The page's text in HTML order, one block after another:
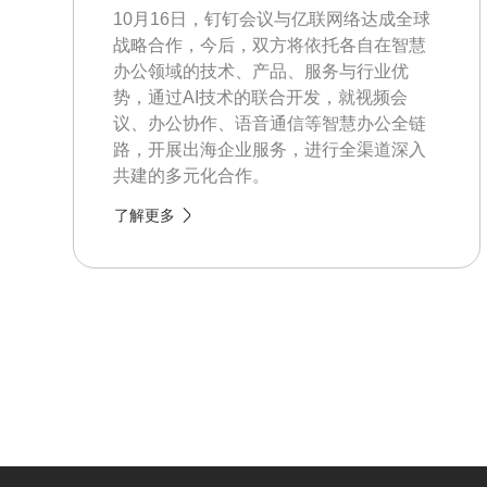
10月16日，钉钉会议与亿联网络达成全球
战略合作，今后，双方将依托各自在智慧
办公领域的技术、产品、服务与行业优
势，通过AI技术的联合开发，就视频会
议、办公协作、语音通信等智慧办公全链
路，开展出海企业服务，进行全渠道深入
共建的多元化合作。
了解更多